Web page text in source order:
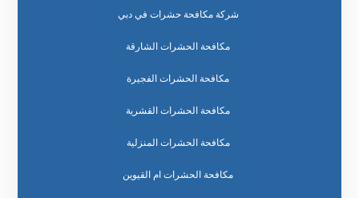
شركة مكافحة حشرات في دبي
مكافحة الحشرات الشارقة
مكافحة الحشرات الفجيرة
مكافحة الحشرات القشرية
مكافحة الحشرات المنزلية
مكافحة الحشرات ام القيوين